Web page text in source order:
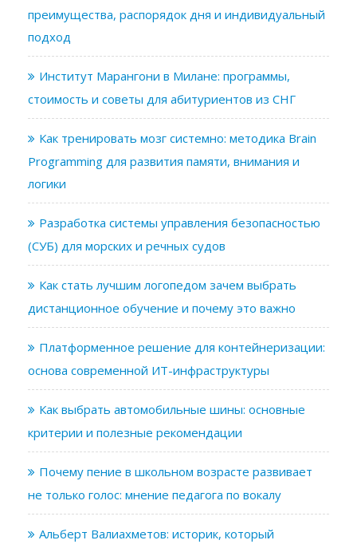
преимущества, распорядок дня и индивидуальный
подход
Институт Марангони в Милане: программы,
стоимость и советы для абитуриентов из СНГ
Как тренировать мозг системно: методика Brain
Programming для развития памяти, внимания и
логики
Разработка системы управления безопасностью
(СУБ) для морских и речных судов
Как стать лучшим логопедом зачем выбрать
дистанционное обучение и почему это важно
Платформенное решение для контейнеризации:
основа современной ИТ-инфраструктуры
Как выбрать автомобильные шины: основные
критерии и полезные рекомендации
Почему пение в школьном возрасте развивает
не только голос: мнение педагога по вокалу
Альберт Валиахметов: историк, который